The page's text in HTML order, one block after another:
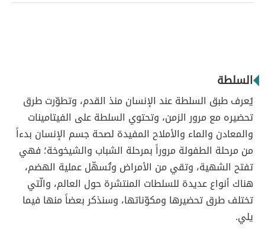
السلطة
يُعرف طبق السلطة عند الإنسان منذ القدم، وتطوّرت طرق
تحضيره مع مرور الزمن، وتحتوي السلطة على الفيتامينات
والمعادن والماء والأملاح المفيدة لصحة جسم الإنسان بدءاً
من مرحلة الطفولة مروراً بمرحلة الشباب والشيخوخة؛ فهي
تفتح الشهية، وتقي من الأمراض وتُسهّل عملية الهضم،
هناك أنواع عديدة للسلطات المنتشرة حول العالم، والّتي
تختلف طرق تحضيرها ومكوّناتها، وسنذكر بعضاً منها فيما
يلي.